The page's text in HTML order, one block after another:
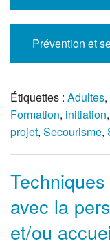
Prévention et
Étiquettes : Adultes,
Formation, initiation,
projet, Secourisme,
avec la
et/ou